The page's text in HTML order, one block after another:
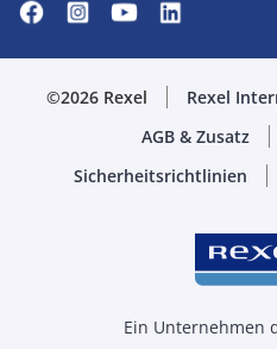
©2026 Rexel Rexel
AGB & Zusatz
Sicherheitsrichtlinien
Ein Unternehmen